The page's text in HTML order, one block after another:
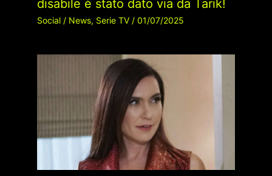
disabile è stato dato via da Tarik!
Social/ News, Serie TV/ 01/07/2025